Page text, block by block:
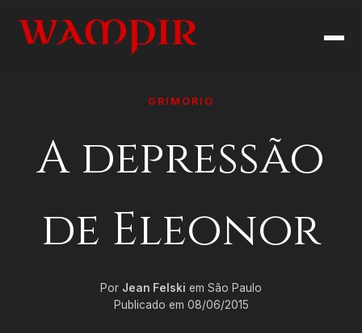
GRIMÓRIO
A depressão
de Eleonor
Por Jean Felski em São Paulo
Publicado em 08/06/2015